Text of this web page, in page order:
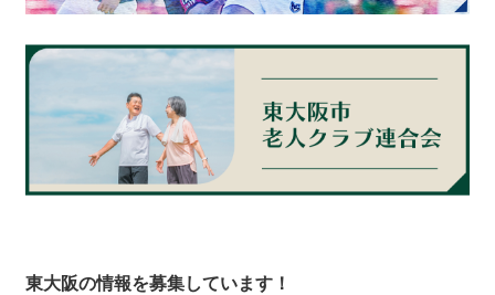
東大阪の情報を募集しています！